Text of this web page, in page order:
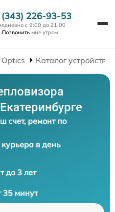
(343) 226-93-53
с 9:00 до 21:00
Позвонить мне утром
Каталог устройств
счет, ремонт по
в день
до 3 лет
35 минут